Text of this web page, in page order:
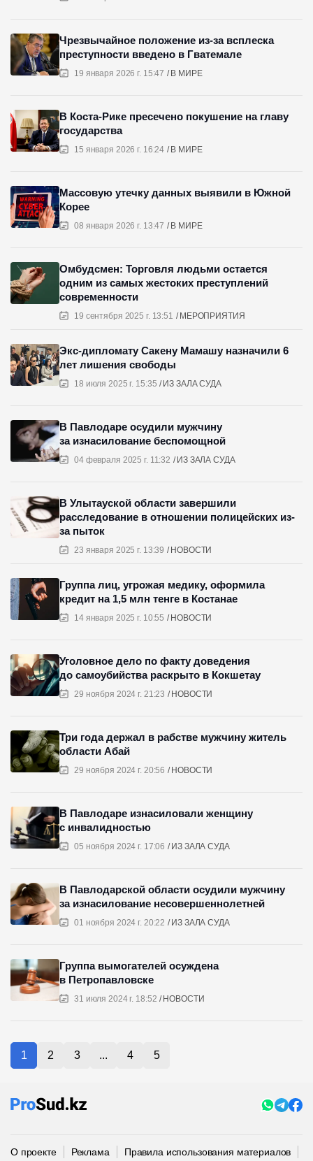
19 января 2026 г. 15:47 В МИРЕ
Чрезвычайное положение из-за всплеска
преступности введено в Гватемале
15 января 2026 г. 16:24 В МИРЕ
В Коста-Рике пресечено покушение на главу
государства
08 января 2026 г. 13:47 В МИРЕ
Массовую утечку данных выявили в Южной
Корее
19 сентября 2025 г. 13:51 МЕРОПРИЯТИЯ
Омбудсмен: Торговля людьми остается
одним из самых жестоких преступлений
современности
18 июля 2025 г. 15:35 ИЗ ЗАЛА СУДА
Экс-дипломату Сакену Мамашу назначили 6
лет лишения свободы
04 февраля 2025 г. 11:32 ИЗ ЗАЛА СУДА
В Павлодаре осудили мужчину
за изнасилование беспомощной
23 января 2025 г. 13:39 НОВОСТИ
В Улытауской области завершили
расследование в отношении полицейских из-
за пыток
14 января 2025 г. 10:55 НОВОСТИ
Группа лиц, угрожая медику, оформила
кредит на 1,5 млн тенге в Костанае
29 ноября 2024 г. 21:23 НОВОСТИ
Уголовное дело по факту доведения
до самоубийства раскрыто в Кокшетау
29 ноября 2024 г. 20:56 НОВОСТИ
Три года держал в рабстве мужчину житель
области Абай
05 ноября 2024 г. 17:06 ИЗ ЗАЛА СУДА
В Павлодаре изнасиловали женщину
с инвалидностью
01 ноября 2024 г. 20:22 ИЗ ЗАЛА СУДА
В Павлодарской области осудили мужчину
за изнасилование несовершеннолетней
31 июля 2024 г. 18:52 НОВОСТИ
Группа вымогателей осуждена
в Петропавловске
1 2 3 ... 4 5
О проекте Реклама Правила использования материалов